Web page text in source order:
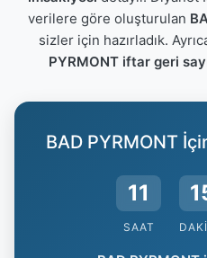
verilere göre oluşturulan
sizler için hazırladık.
PYRMONT iftar geri
BAD PYRMONT
11
SAAT